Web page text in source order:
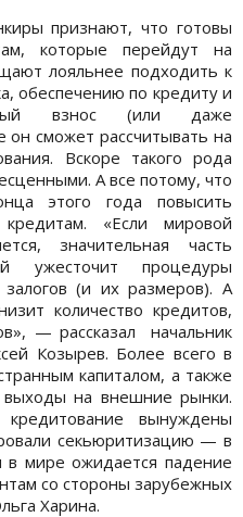
признают, что готовы
которые перейдут на
лояльнее подходить к
обеспечению по кредиту и
взнос (или даже
он сможет рассчитывать на
Вскоре такого рода
А все потому, что
этого года повысить
«Если мировой
значительная часть
ужесточит процедуры
(и их размеров). А
количество кредитов,
— рассказал начальник
Козырев. Более всего в
капиталом, а также
на внешние рынки.
вынуждены
секьюритизацию — в
в мире ожидается падение
со стороны зарубежных
Харина.